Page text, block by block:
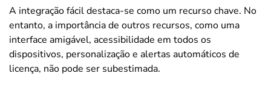
A integração fácil destaca-se como um recurso chave. No
entanto, a importância de outros recursos, como uma
interface amigável, acessibilidade em todos os
dispositivos, personalização e alertas automáticos de
licença, não pode ser subestimada.